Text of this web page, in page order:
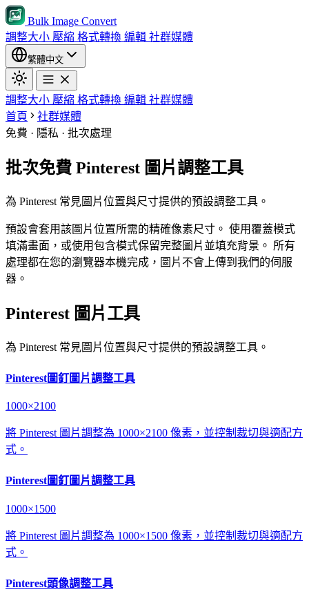
Bulk Image Convert
調整大小 壓縮 格式轉換 編輯 社群媒體
繁體中文
調整大小 壓縮 格式轉換 編輯 社群媒體
首頁
社群媒體
免費 · 隱私 · 批次處理
批次免費 Pinterest 圖片調整工具
為 Pinterest 常見圖片位置與尺寸提供的預設調整工具。
預設會套用該圖片位置所需的精確像素尺寸。 使用覆蓋模式
填滿畫面，或使用包含模式保留完整圖片並填充背景。 所有
處理都在您的瀏覽器本機完成，圖片不會上傳到我們的伺服
器。
Pinterest 圖片工具
為 Pinterest 常見圖片位置與尺寸提供的預設調整工具。
Pinterest圖釘圖片調整工具
1000×2100
將 Pinterest 圖片調整為 1000×2100 像素，並控制裁切與適配方
式。
Pinterest圖釘圖片調整工具
1000×1500
將 Pinterest 圖片調整為 1000×1500 像素，並控制裁切與適配方
式。
Pinterest頭像調整工具